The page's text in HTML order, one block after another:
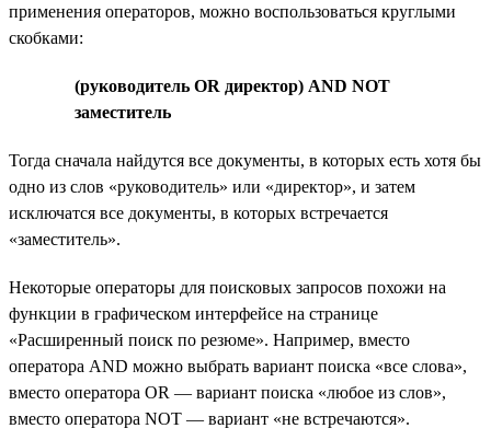
применения операторов, можно воспользоваться круглыми
скобками:
(руководитель OR директор) AND NOT
заместитель
Тогда сначала найдутся все документы, в которых есть хотя бы
одно из слов «руководитель» или «директор», и затем
исключатся все документы, в которых встречается
«заместитель».
Некоторые операторы для поисковых запросов похожи на
функции в графическом интерфейсе на странице
«Расширенный поиск по резюме». Например, вместо
оператора AND можно выбрать вариант поиска «все слова»,
вместо оператора OR — вариант поиска «любое из слов»,
вместо оператора NOT — вариант «не встречаются».